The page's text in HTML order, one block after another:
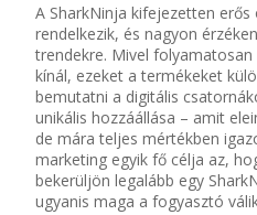
A SharkNinja kifejezetten erős
rendelkezik, és nagyon
trendekre. Mivel
kínál, ezeket a termékeket
bemutatni a digitális
unikális hozzáállása – amit
de mára teljes mértékben
marketing egyik fő célja az,
bekerüljön legalább egy
ugyanis maga a fogyasztó